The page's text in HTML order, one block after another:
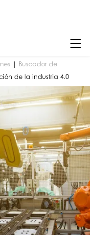
Buscador de
de la industria 4.0